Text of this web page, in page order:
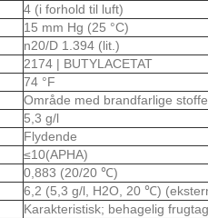
4 (i forhold til luft)
15 mm Hg (25 °C)
n20/D 1.394 (lit.)
2174 | BUTYLACETAT
74 °F
Område med brandfarlige
5,3 g/l
Flydende
≤10(APHA)
0,883 (20/20 ℃)
6,2 (5,3 g/l, H2O, 20 ℃)
Karakteristisk; behagelig